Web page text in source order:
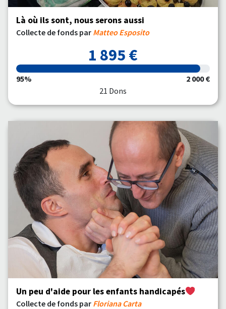
Là où ils sont, nous serons aussi
Collecte de fonds par Matteo Esposito
1 895 €
95%
2 000 €
21 Dons
Un peu d'aide pour les enfants handicapés
Collecte de fonds par Floriana Carta